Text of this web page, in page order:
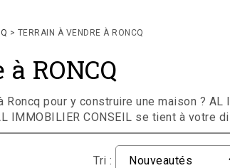
> TERRAIN À VENDRE À RONCQ
RONCQ
Roncq pour y construire une maison ?
IMMOBILIER CONSEIL se tient à
Tri :